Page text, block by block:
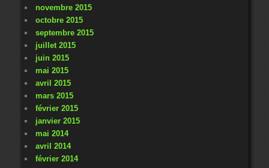
novembre 2015
octobre 2015
septembre 2015
juillet 2015
juin 2015
mai 2015
avril 2015
mars 2015
février 2015
janvier 2015
mai 2014
avril 2014
février 2014